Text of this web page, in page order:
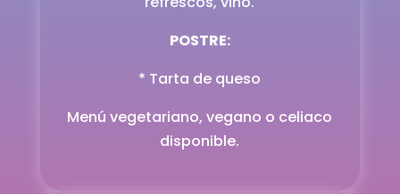
POSTRE:
* Tarta de queso
Menú vegetariano, vegano o celiaco
disponible.